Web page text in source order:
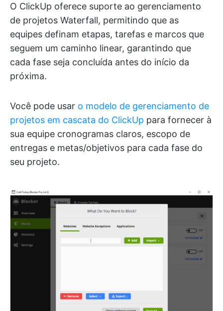
O ClickUp oferece suporte ao gerenciamento
de projetos Waterfall, permitindo que as
equipes definam etapas, tarefas e marcos que
seguem um caminho linear, garantindo que
cada fase seja concluída antes do início da
próxima.
Você pode usar o modelo de gerenciamento de
projetos em cascata do ClickUp para fornecer à
sua equipe cronogramas claros, escopo de
entregas e metas/objetivos para cada fase do
seu projeto.